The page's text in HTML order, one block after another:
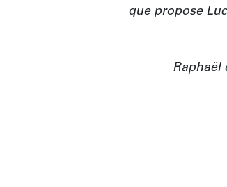
que propose
Raphaël